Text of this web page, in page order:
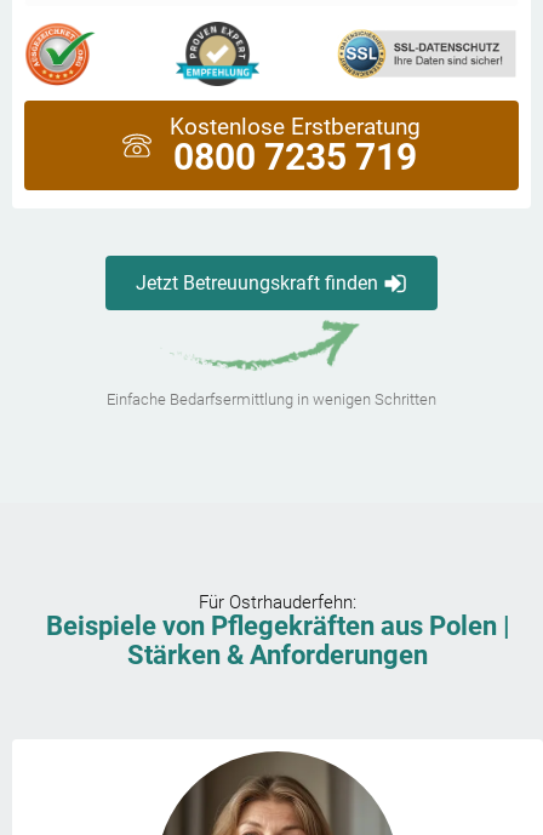
Kostenlose Erstberatung
0800 7235 719
Jetzt Betreuungskraft finden
Einfache Bedarfsermittlung in wenigen Schritten
Für Ostrhauderfehn:
Beispiele von Pflegekräften aus Polen |
Stärken & Anforderungen